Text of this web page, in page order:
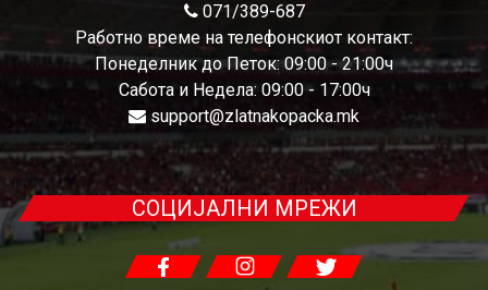
071/389-687
Работно време на телефонскиот контакт:
Понеделник до Петок: 09:00 - 21:00ч
Сабота и Недела: 09:00 - 17:00ч
support@zlatnakopacka.mk
СОЦИЈАЛНИ МРЕЖИ